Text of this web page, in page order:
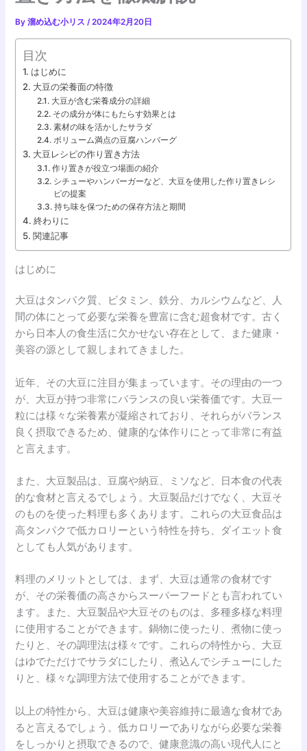
By溜め込む小リス/2024年2月20日
目次
はじめに
大豆の栄養面の特徴
大豆が含む栄養成分の詳細
その成分が体にもたらす効果とは
素材の味を活かしたサラダ
ボリューム満点の豆腐ハンバーグ
大豆レシピの作り置き方法
作り置きが役立つ場面の紹介
シチューやハンバーガーなど、大豆を使用した作り置きレシ
ピの提案
持ち味を保つための保存方法と期間
終わりに
関連記事
はじめに
大豆はタンパク質、ビタミン、鉄分、カルシウムなど、人
間の体にとって必要な栄養を豊富に含む超食材です。古く
から日本人の食生活に欠かせない存在として、また健康・
美容の源として親しまれてきました。
近年、その大豆に注目が集まっています。その理由の一つ
が、大豆が持つ非常にバランスの良い栄養価です。大豆一
粒には様々な栄養素が凝縮されており、それらがバランス
良く摂取できるため、健康的な体作りにとって非常に有益
と言えます。
また、大豆製品は、豆腐や納豆、ミソなど、日本食の代表
的な食材と言えるでしょう。大豆製品だけでなく、大豆そ
のものを使った料理も多くあります。これらの大豆食品は
高タンパクで低カロリーという特性を持ち、ダイエット食
としても人気があります。
料理のメリットとしては、まず、大豆は通常の食材です
が、その栄養価の高さからスーパーフードとも言われてい
ます。また、大豆製品や大豆そのものは、多種多様な料理
に使用することができます。鍋物に使ったり、煮物に使っ
たりと、その調理法は様々です。これらの特性から、大豆
はゆでただけでサラダにしたり、煮込んでシチューにした
りと、様々な調理方法で使用することができます。
以上の特性から、大豆は健康や美容維持に最適な食材であ
ると言えるでしょう。低カロリーでありながら必要な栄養
をしっかりと摂取できるので、健康意識の高い現代人にと